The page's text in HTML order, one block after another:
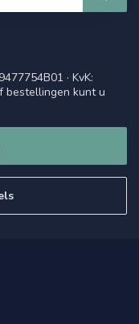
· KvK:
bestellingen kunt u